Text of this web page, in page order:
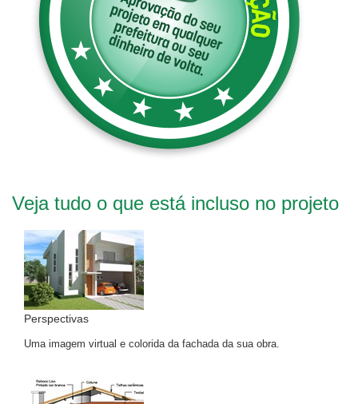
Veja tudo o que está incluso no projeto
Perspectivas
Uma imagem virtual e colorida da fachada da sua obra.